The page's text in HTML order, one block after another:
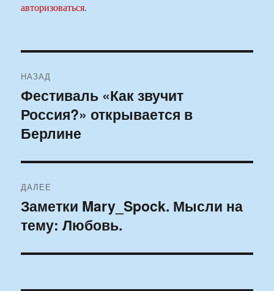
авторизоваться.
по
записям
НАЗАД
Предыдущая
запись:
Фестиваль «Как звучит
Россия?» открывается в
Берлине
ДАЛЕЕ
Следующая
запись:
Заметки Mary_Spock. Мысли на
тему: Любовь.